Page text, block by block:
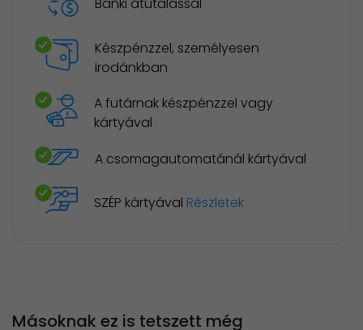
Készpénzzel, személyesen
irodánkban
A futárnak készpénzzel vagy
kártyával
A csomagautomatánál kártyával
SZÉP kártyával Részletek
Másoknak ez is tetszett még